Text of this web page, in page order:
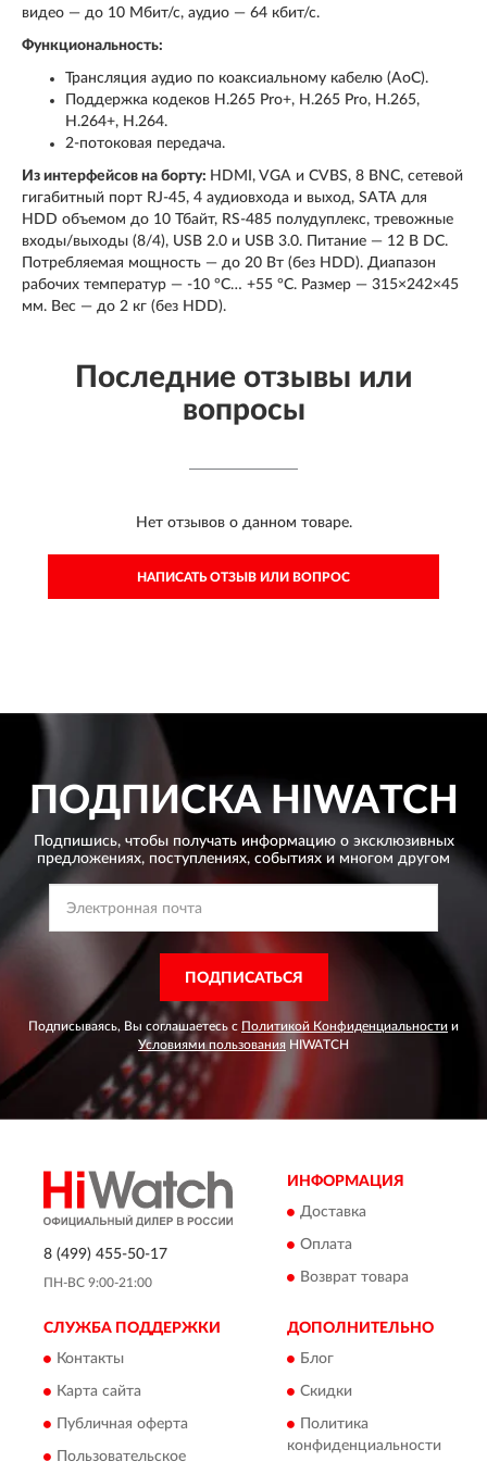
видео — до 10 Мбит/с, аудио — 64 кбит/с.
Функциональность:
Трансляция аудио по коаксиальному кабелю (AoC).
Поддержка кодеков H.265 Pro+, H.265 Pro, H.265,
H.264+, H.264.
2-потоковая передача.
Из интерфейсов на борту: HDMI, VGA и CVBS, 8 BNC, сетевой
гигабитный порт RJ-45, 4 аудиовхода и выход, SATA для
HDD объемом до 10 Тбайт, RS-485 полудуплекс, тревожные
входы/выходы (8/4), USB 2.0 и USB 3.0. Питание — 12 В DC.
Потребляемая мощность — до 20 Вт (без HDD). Диапазон
рабочих температур — -10 °C… +55 °C. Размер — 315×242×45
мм. Вес — до 2 кг (без HDD).
Последние отзывы или
вопросы
Нет отзывов о данном товаре.
НАПИСАТЬ ОТЗЫВ ИЛИ ВОПРОС
ПОДПИСКАHIWATCH
Подпишись, чтобы получать информацию о эксклюзивных
предложениях, поступлениях, событиях и многом другом
ПОДПИСАТЬСЯ
Подписываясь, Вы соглашаетесь с Политикой Конфиденциальности и
Условиями пользования HIWATCH
8 (499) 455-50-17
ПН-ВС 9:00-21:00
ИНФОРМАЦИЯ
Доставка
Оплата
Возврат товара
СЛУЖБА ПОДДЕРЖКИ
Контакты
Карта сайта
Публичная оферта
Пользовательское
ДОПОЛНИТЕЛЬНО
Блог
Скидки
Политика
конфиденциальности